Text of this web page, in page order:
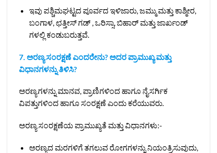
ಇವು ಪಶ್ಚಿಮಘಟ್ಟದ ಪೂರ್ವದ ಇಳಿಜಾರು, ಜಮ್ಮು ಮತ್ತು ಕಾಶ್ಮೀರ,
ಬಂಗಾಳ, ಛತ್ತೀಸ್‌ ಗಡ್‌ , ಒರಿಸ್ಸಾ, ಬಿಹಾರ್‌ ಮತ್ತು ಜಾರ್ಖಂಡ್‌
ಗಳಲ್ಲಿ ಕಂಡುಬರುತ್ತವೆ.
7. ಅರಣ್ಯ ಸಂರಕ್ಷಣೆ ಎಂದರೇನು? ಅದರ ಪ್ರಾಮುಖ್ಯ ಮತ್ತು
ವಿಧಾನಗಳನ್ನು ತಿಳಿಸಿ?
ಅರಣ್ಯಗಳನ್ನು ಮಾನವ, ಪ್ರಾಣಿಗಳಿಂದ ಹಾಗೂ ನೈಸರ್ಗಿಕ
ವಿಪತ್ತುಗಳಿಂದ ಹಾಗೂ ಸಂರಕ್ಷಣೆ ಎಂದು ಕರೆಯುವರು.
ಅರಣ್ಯ ಸಂರಕ್ಷಣೆಯ ಪ್ರಾಮುಖ್ಯತೆ ಮತ್ತು ವಿಧಾನಗಳು:-
ಅರಣ್ಯದ ಮರಗಳಿಗೆ ತಗಲುವ ರೋಗಗಳನ್ನು ನಿಯಂತ್ರಿಸುವುದು,